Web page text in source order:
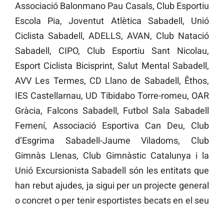
Associació Balonmano Pau Casals, Club Esportiu
Escola Pia, Joventut Atlètica Sabadell, Unió
Ciclista Sabadell, ADELLS, AVAN, Club Natació
Sabadell, CIPO, Club Esportiu Sant Nicolau,
Esport Ciclista Bicisprint, Salut Mental Sabadell,
AVV Les Termes, CD Llano de Sabadell, Êthos,
IES Castellarnau, UD Tibidabo Torre-romeu, OAR
Gràcia, Falcons Sabadell, Futbol Sala Sabadell
Femení, Associació Esportiva Can Deu, Club
d’Esgrima Sabadell-Jaume Viladoms, Club
Gimnàs Llenas, Club Gimnàstic Catalunya i la
Unió Excursionista Sabadell són les entitats que
han rebut ajudes, ja sigui per un projecte general
o concret o per tenir esportistes becats en el seu